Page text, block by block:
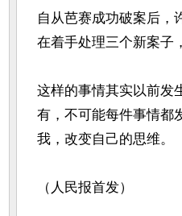
自从芭赛成功破案后，
在着手处理三个新案子
这样的事情其实以前发
有，不可能每件事情都
我，改变自己的思维。
（人民报首发）